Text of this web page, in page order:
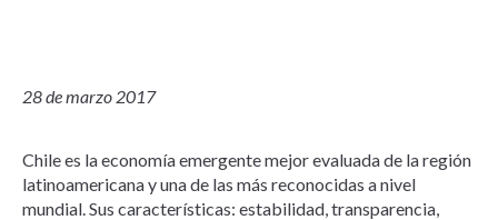
28 de marzo 2017
Chile es la economía emergente mejor evaluada de la región
latinoamericana y una de las más reconocidas a nivel
mundial. Sus características: estabilidad, transparencia,